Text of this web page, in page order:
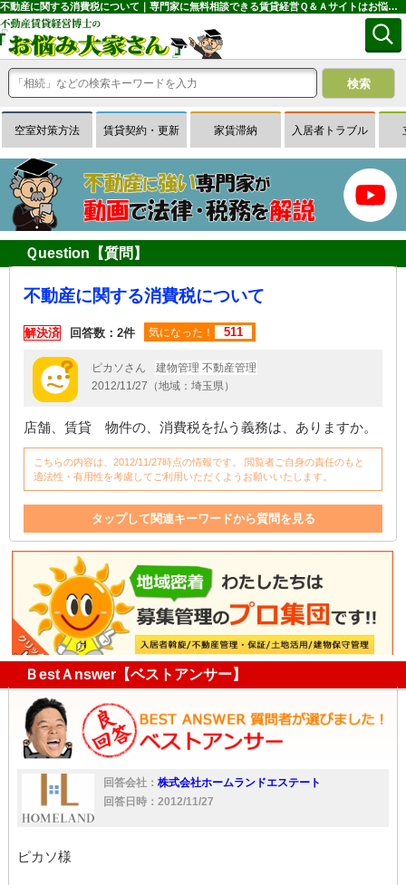
不動産に関する消費税について｜専門家に無料相談できる賃貸経営Ｑ＆Ａサイトはお悩み大家さん
空室対策方法 賃貸契約・更新 家賃滞納 入居者トラブル
Ｑuestion【質問】
不動産に関する消費税について
解決済 回答数：2件 気になった！ 511
ピカソさん
建物管理 不動産管理
2012/11/27（地域：埼玉県）
店舗、賃貸 物件の、消費税を払う義務は、ありますか。
こちらの内容は、2012/11/27時点の情報です。 閲覧者ご自身の責任のもと
適法性・有用性を考慮してご利用いただくようお願いいたします。
タップして関連キーワードから質問を見る
店舗 不動産
ＢestＡnswer【ベストアンサー】
回答会社： 株式会社ホームランドエステート
回答日時：2012/11/27
ピカソ様